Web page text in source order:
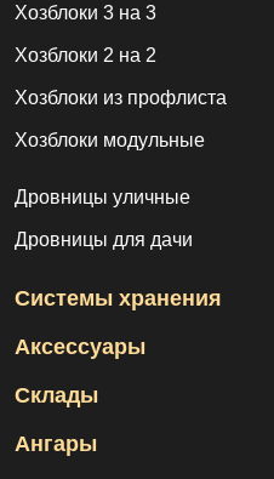
Хозблоки 3 на 3
Хозблоки 2 на 2
Хозблоки из профлиста
Хозблоки модульные
Дровницы уличные
Дровницы для дачи
Системы хранения
Аксессуары
Склады
Ангары